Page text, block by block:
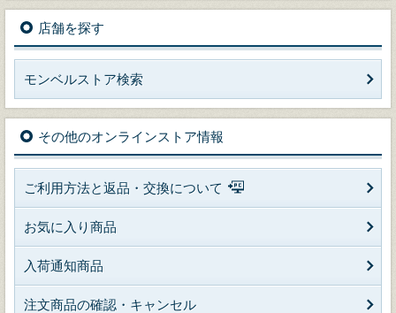
店舗を探す
モンベルストア検索
その他のオンラインストア情報
ご利用方法と返品・交換について
お気に入り商品
入荷通知商品
注文商品の確認・キャンセル